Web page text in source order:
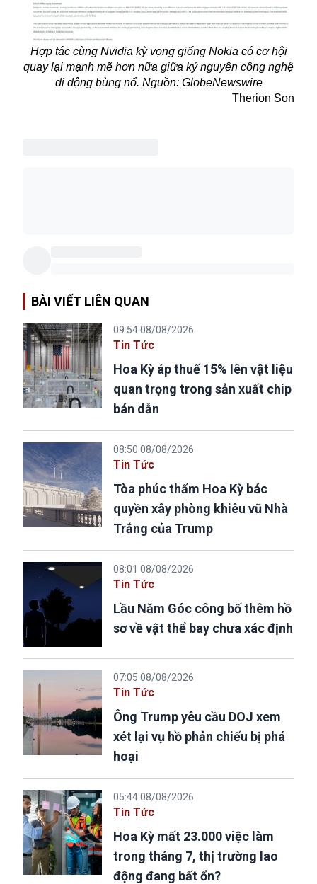
Hợp tác cùng Nvidia kỳ vọng giống Nokia có cơ hội
quay lại mạnh mẽ hơn nữa giữa kỷ nguyên công nghệ
di động bùng nổ. Nguồn: GlobeNewswire
Therion Son
BÀI VIẾT LIÊN QUAN
09:54 08/08/2026
Tin Tức
Hoa Kỳ áp thuế 15% lên vật liệu
quan trọng trong sản xuất chip
bán dẫn
08:50 08/08/2026
Tin Tức
Tòa phúc thẩm Hoa Kỳ bác
quyền xây phòng khiêu vũ Nhà
Trắng của Trump
08:01 08/08/2026
Tin Tức
Lầu Năm Góc công bố thêm hồ
sơ về vật thể bay chưa xác định
07:05 08/08/2026
Tin Tức
Ông Trump yêu cầu DOJ xem
xét lại vụ hồ phản chiếu bị phá
hoại
05:44 08/08/2026
Tin Tức
Hoa Kỳ mất 23.000 việc làm
trong tháng 7, thị trường lao
động đang bất ổn?